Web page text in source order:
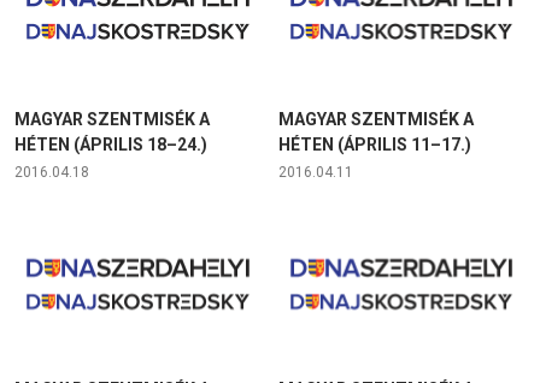
MAGYAR SZENTMISÉK A
HÉTEN (ÁPRILIS 18–24.)
2016.04.18
MAGYAR SZENTMISÉK A
HÉTEN (ÁPRILIS 11–17.)
2016.04.11